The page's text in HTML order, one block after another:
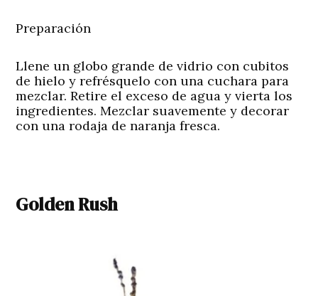
Preparación
Llene un globo grande de vidrio con cubitos
de hielo y refrésquelo con una cuchara para
mezclar. Retire el exceso de agua y vierta los
ingredientes. Mezclar suavemente y decorar
con una rodaja de naranja fresca.
Golden Rush